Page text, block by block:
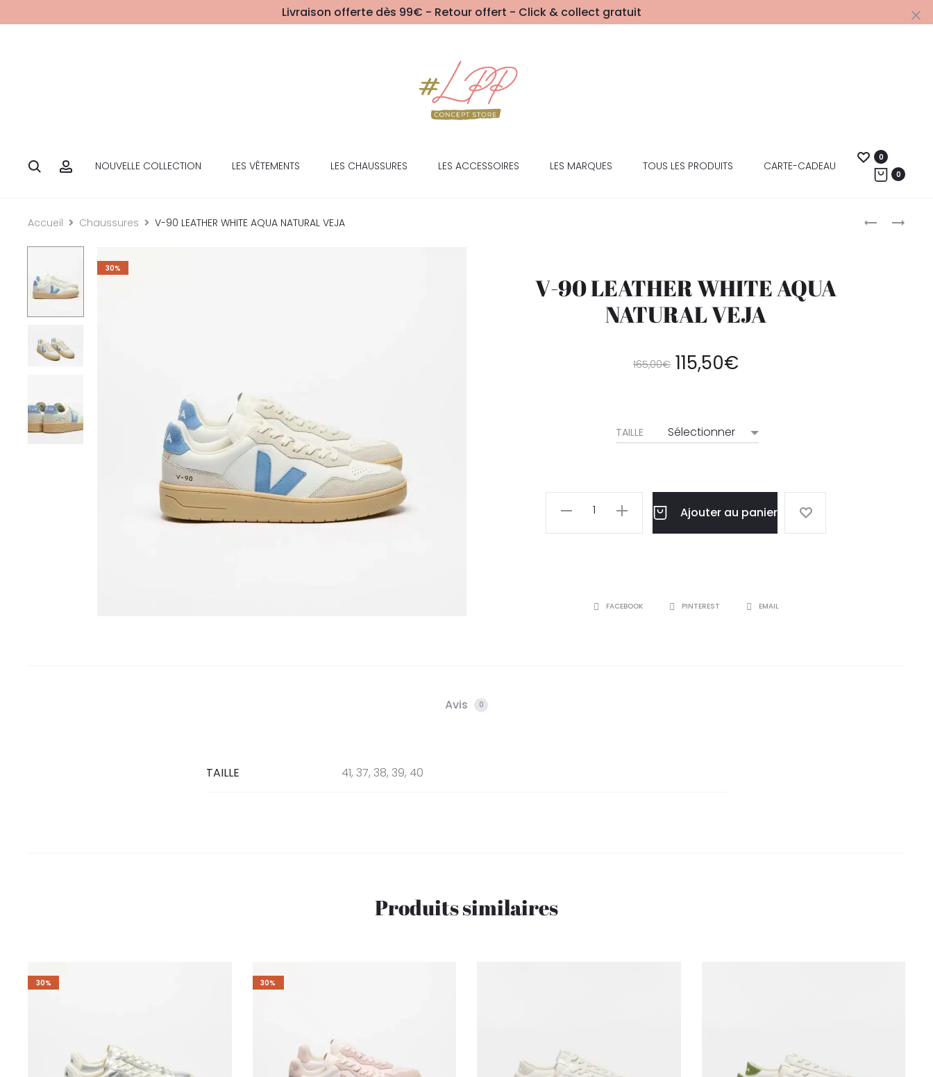
Livraison offerte dès 99€ - Retour offert - Click & collect gratuit
NOUVELLE COLLECTION LES VÊTEMENTS LES CHAUSSURES LES ACCESSOIRES LES MARQUES TOUS LES PRODUITS CARTE-CADEAU
0
0
Accueil Chaussures V-90 LEATHER WHITE AQUA NATURAL VEJA
30%
V-90 LEATHER WHITE AQUA
NATURAL VEJA
165,00€ 115,50€
TAILLE
Ajouter au panier
FACEBOOK PINTEREST EMAIL
Avis 0
TAILLE 41, 37, 38, 39, 40
Produits similaires
30% 30%